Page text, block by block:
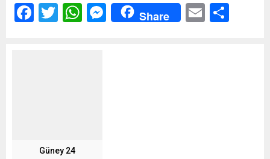
Facebook
TwitterWhatsApp
Messenger
Share Email
Güney 24